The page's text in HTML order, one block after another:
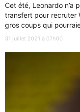
Cet été, Leonardo n’a
transfert pour recruter
gros coups qui
31 juillet 2021 à 07h00